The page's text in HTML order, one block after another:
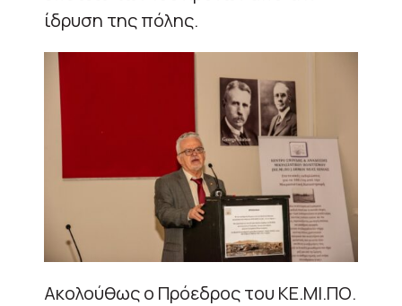
ίδρυση της πόλης.
Ακολούθως ο Πρόεδρος του ΚΕ.ΜΙ.ΠΟ.